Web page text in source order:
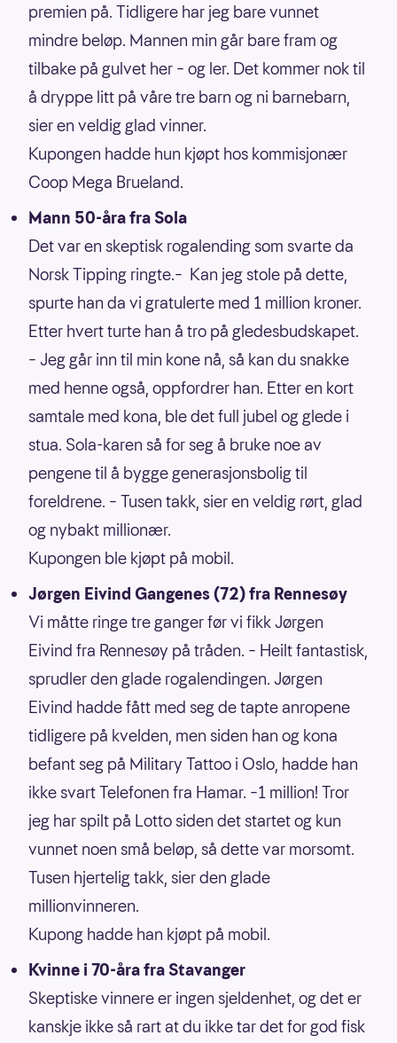
premien på. Tidligere har jeg bare vunnet
mindre beløp. Mannen min går bare fram og
tilbake på gulvet her – og ler. Det kommer nok til
å dryppe litt på våre tre barn og ni barnebarn,
sier en veldig glad vinner.
Kupongen hadde hun kjøpt hos kommisjonær
Coop Mega Brueland.
Mann 50-åra fra Sola
Det var en skeptisk rogalending som svarte da
Norsk Tipping ringte.– Kan jeg stole på dette,
spurte han da vi gratulerte med 1 million kroner.
Etter hvert turte han å tro på gledesbudskapet.
– Jeg går inn til min kone nå, så kan du snakke
med henne også, oppfordrer han. Etter en kort
samtale med kona, ble det full jubel og glede i
stua. Sola-karen så for seg å bruke noe av
pengene til å bygge generasjonsbolig til
foreldrene. – Tusen takk, sier en veldig rørt, glad
og nybakt millionær.
Kupongen ble kjøpt på mobil.
Jørgen Eivind Gangenes (72) fra Rennesøy
Vi måtte ringe tre ganger før vi fikk Jørgen
Eivind fra Rennesøy på tråden. – Heilt fantastisk,
sprudler den glade rogalendingen. Jørgen
Eivind hadde fått med seg de tapte anropene
tidligere på kvelden, men siden han og kona
befant seg på Military Tattoo i Oslo, hadde han
ikke svart Telefonen fra Hamar. –1 million! Tror
jeg har spilt på Lotto siden det startet og kun
vunnet noen små beløp, så dette var morsomt.
Tusen hjertelig takk, sier den glade
millionvinneren.
Kupong hadde han kjøpt på mobil.
Kvinne i 70-åra fra Stavanger
Skeptiske vinnere er ingen sjeldenhet, og det er
kanskje ikke så rart at du ikke tar det for god fisk